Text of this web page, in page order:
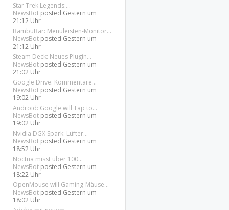
Star Trek Legends:...
NewsBot posted Gestern um
21:12 Uhr
BambuBar: Menüleisten-Monitor...
NewsBot posted Gestern um
21:12 Uhr
Steam Deck: Neues Plugin...
NewsBot posted Gestern um
21:02 Uhr
Google Drive: Kommentare...
NewsBot posted Gestern um
19:02 Uhr
Android: Google will Tap to...
NewsBot posted Gestern um
19:02 Uhr
Nvidia DGX Spark: Lüfter...
NewsBot posted Gestern um
18:52 Uhr
Noctua misst über 100...
NewsBot posted Gestern um
18:22 Uhr
OpenMouse will Gaming-Mäuse...
NewsBot posted Gestern um
18:02 Uhr